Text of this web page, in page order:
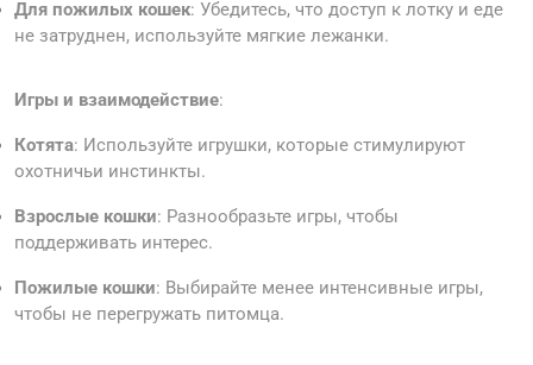
Для пожилых кошек: Убедитесь, что доступ к лотку и еде
не затруднен, используйте мягкие лежанки.
Игры и взаимодействие:
Котята: Используйте игрушки, которые стимулируют
охотничьи инстинкты.
Взрослые кошки: Разнообразьте игры, чтобы
поддерживать интерес.
Пожилые кошки: Выбирайте менее интенсивные игры,
чтобы не перегружать питомца.